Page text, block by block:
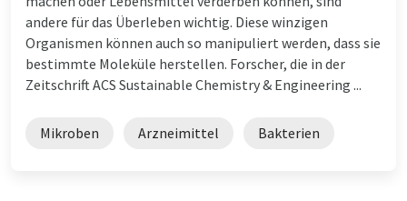
andere für das Überleben wichtig. Diese winzigen
Organismen können auch so manipuliert werden, dass sie
bestimmte Moleküle herstellen. Forscher, die in der
Zeitschrift ACS Sustainable Chemistry & Engineering ...
Mikroben Arzneimittel Bakterien